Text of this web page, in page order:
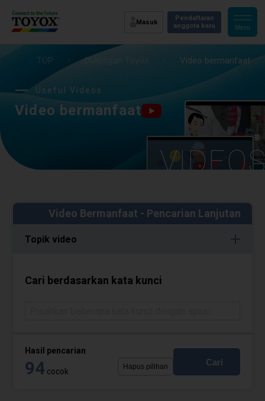
Masuk
Pendaftaran
anggota baru
TOP ・ Dukungan Toyox Video bermanfaat
Useful Videos
Video bermanfaat
Video Bermanfaat - Pencarian Lanjutan
Topik video
Cari berdasarkan kata kunci
Hasil pencarian
94 cocok Hapus pilihan Cari